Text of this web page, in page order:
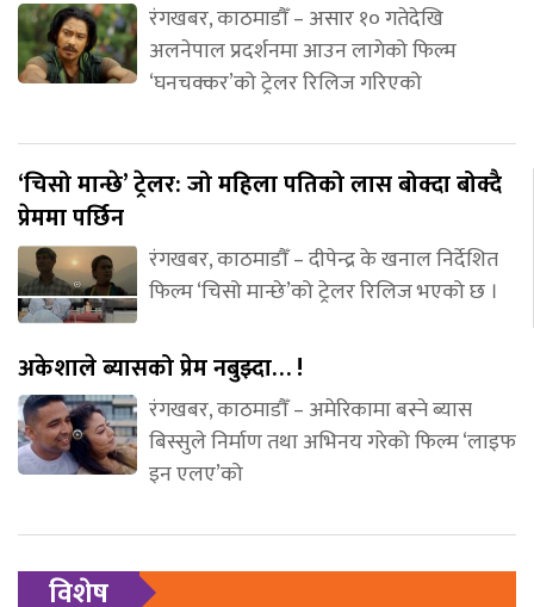
रंगखबर, काठमाडौँ – असार १० गतेदेखि
अलनेपाल प्रदर्शनमा आउन लागेको फिल्म
‘घनचक्कर’को ट्रेलर रिलिज गरिएको
‘चिसो मान्छे’ ट्रेलर: जो महिला पतिको लास बोक्दा बोक्दै
प्रेममा पर्छिन
रंगखबर, काठमाडौँ – दीपेन्द्र के खनाल निर्देशित
फिल्म ‘चिसो मान्छे’को ट्रेलर रिलिज भएको छ ।
अकेशाले ब्यासको प्रेम नबुझ्दा… !
रंगखबर, काठमाडौँ – अमेरिकामा बस्ने ब्यास
बिस्सुले निर्माण तथा अभिनय गरेको फिल्म ‘लाइफ
इन एलए’को
विशेष